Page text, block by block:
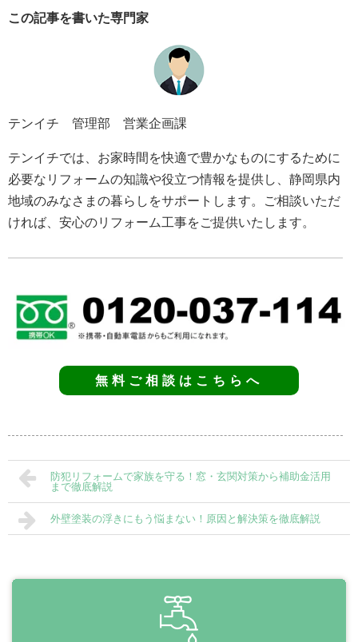
この記事を書いた専門家
テンイチ 管理部 営業企画課
テンイチでは、お家時間を快適で豊かなものにするために
必要なリフォームの知識や役立つ情報を提供し、静岡県内
地域のみなさまの暮らしをサポートします。ご相談いただ
ければ、安心のリフォーム工事をご提供いたします。
無料ご相談はこちらへ
防犯リフォームで家族を守る！窓・玄関対策から補助金活用
まで徹底解説
外壁塗装の浮きにもう悩まない！原因と解決策を徹底解説